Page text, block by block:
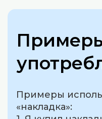
Примеры
«накладка»: